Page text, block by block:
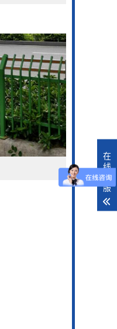
在
线
客
服